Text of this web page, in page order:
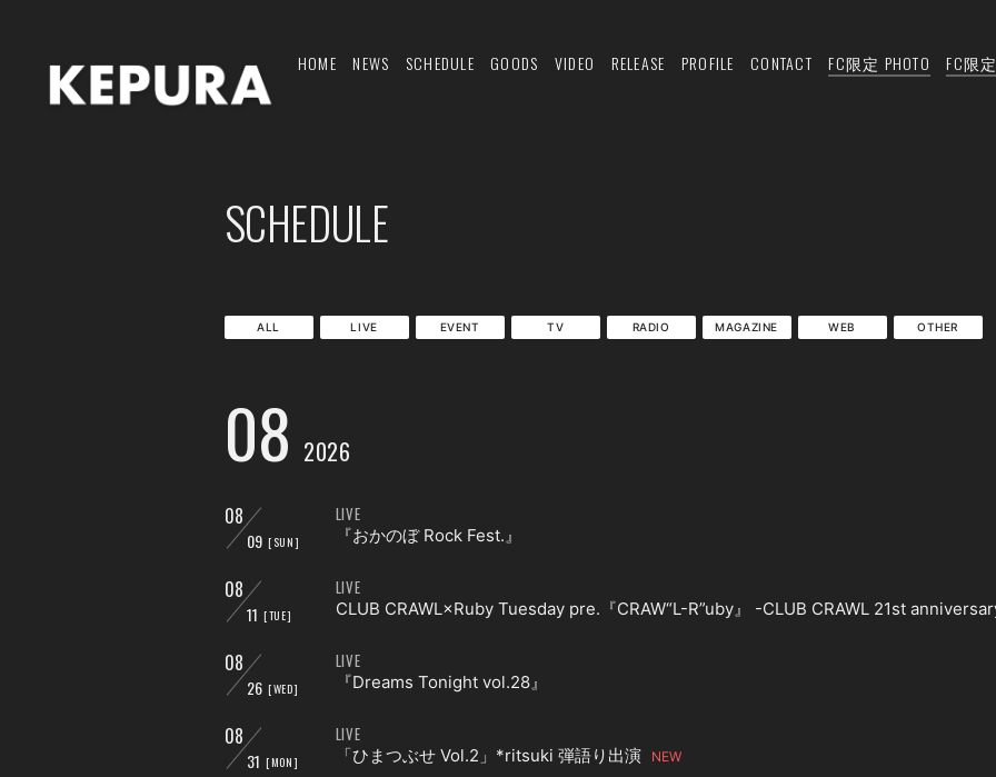
HOME NEWS SCHEDULE GOODS VIDEO RELEASE PROFILE CONTACT FC限定 PHOTO FC限
SCHEDULE
ALL LIVE EVENT TV RADIO MAGAZINE WEB OTHER
08 2026
08
09 [SUN]
LIVE
『おかのぼ Rock Fest.』
08
11 [TUE]
LIVE
CLUB CRAWL×Ruby Tuesday pre.『CRAW“L-R”uby』 -CLUB CRAWL 21st
08
26 [WED]
LIVE
『Dreams Tonight vol.28』
08
31 [MON]
LIVE
「ひまつぶせ Vol.2」*ritsuki 弾語り出演